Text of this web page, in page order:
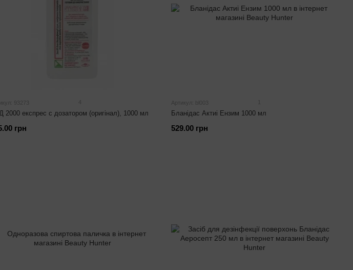
93273 4
2000 експрес с дозатором (оригінал), 1000 мл
грн
Артикул: bl003
Бланідас Актиі Ензим 1000 мл
529.00 грн